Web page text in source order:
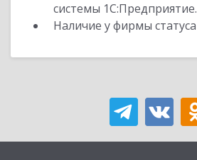
системы 1С:Предприятие.
Наличие у фирмы статуса